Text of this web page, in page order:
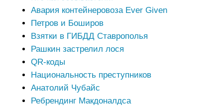
Авария контейнеровоза Ever Given
Петров и Боширов
Взятки в ГИБДД Ставрополья
Рашкин застрелил лося
QR-коды
Национальность преступников
Анатолий Чубайс
Ребрендинг Макдоналдса